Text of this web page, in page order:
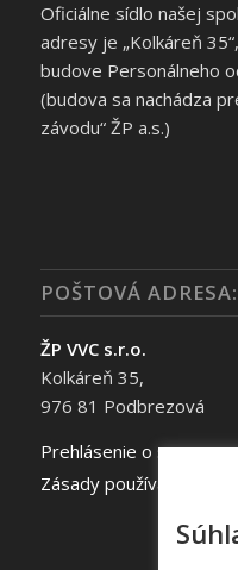
Oficiálne sídlo našej
adresy je „Kolkáreň
budove Personálneho
(budova sa nachádza
závodu“ ŽP a.s.)
POŠTOVÁ ADRESA:
ŽP VVC s.r.o.
Kolkáreň 35,
976 81 Podbrezová
Prehlásenie o
Zásady používania